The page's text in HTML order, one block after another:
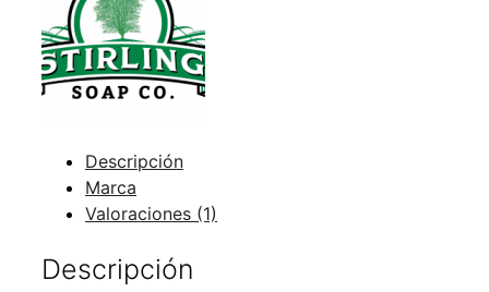
Descripción
Marca
Valoraciones (1)
Descripción